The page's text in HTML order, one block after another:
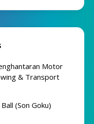
Motor
& Transport
(Son Goku)